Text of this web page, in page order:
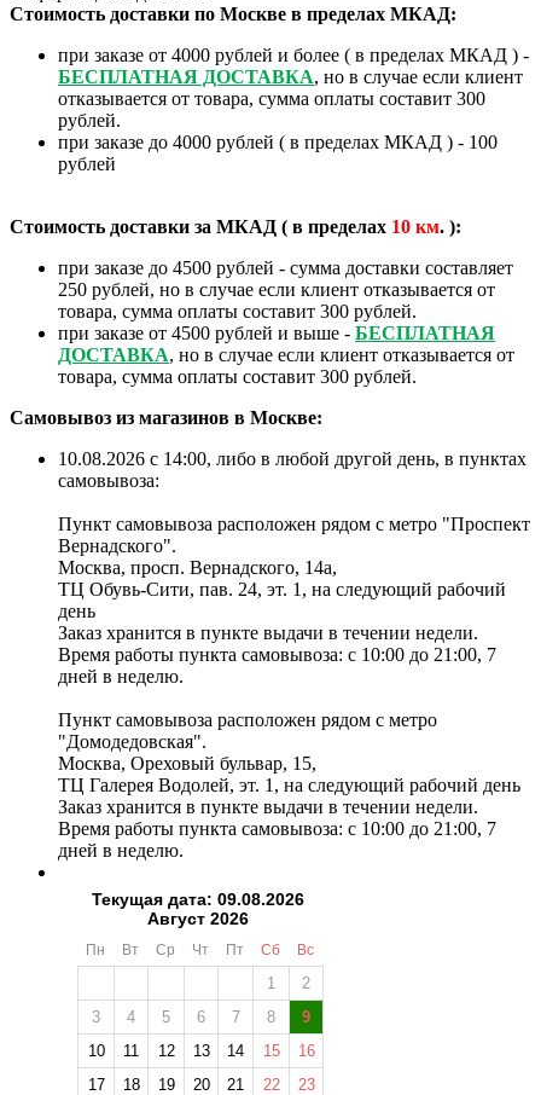
Стоимость доставки по Москве в пределах МКАД:
при заказе от 4000 рублей и более ( в пределах МКАД ) -
БЕСПЛАТНАЯ ДОСТАВКА, но в случае если клиент
отказывается от товара, сумма оплаты составит 300
рублей.
при заказе до 4000 рублей ( в пределах МКАД ) - 100
рублей
Стоимость доставки за МКАД ( в пределах 10 км. ):
при заказе до 4500 рублей - сумма доставки составляет
250 рублей, но в случае если клиент отказывается от
товара, сумма оплаты составит 300 рублей.
при заказе от 4500 рублей и выше - БЕСПЛАТНАЯ
ДОСТАВКА, но в случае если клиент отказывается от
товара, сумма оплаты составит 300 рублей.
Самовывоз из магазинов в Москве:
10.08.2026 с 14:00, либо в любой другой день, в пунктах
самовывоза:
Пункт самовывоза расположен рядом с метро "Проспект
Вернадского".
Москва, просп. Вернадского, 14а,
ТЦ Обувь-Сити, пав. 24, эт. 1, на следующий рабочий
день
Заказ хранится в пункте выдачи в течении недели.
Время работы пункта самовывоза: с 10:00 до 21:00, 7
дней в неделю.
Пункт самовывоза расположен рядом с метро
"Домодедовская".
Москва, Ореховый бульвар, 15,
ТЦ Галерея Водолей, эт. 1, на следующий рабочий день
Заказ хранится в пункте выдачи в течении недели.
Время работы пункта самовывоза: с 10:00 до 21:00, 7
дней в неделю.
Текущая дата: 09.08.2026
Август 2026
Пн Вт Ср Чт Пт Сб Вс
1
2
3
4 5 6 7 8
9
10
11 12 13 14 15
16
17
18 19 20 21 22
23
❄